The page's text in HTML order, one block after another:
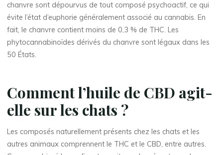
chanvre sont dépourvus de tout composé psychoactif, ce qui
évite l’état d’euphorie généralement associé au cannabis. En
fait, le chanvre contient moins de 0,3 % de THC. Les
phytocannabinoïdes dérivés du chanvre sont légaux dans les
50 États.
Comment l’huile de CBD agit-
elle sur les chats ?
Les composés naturellement présents chez les chats et les
autres animaux comprennent le THC et le CBD, entre autres.